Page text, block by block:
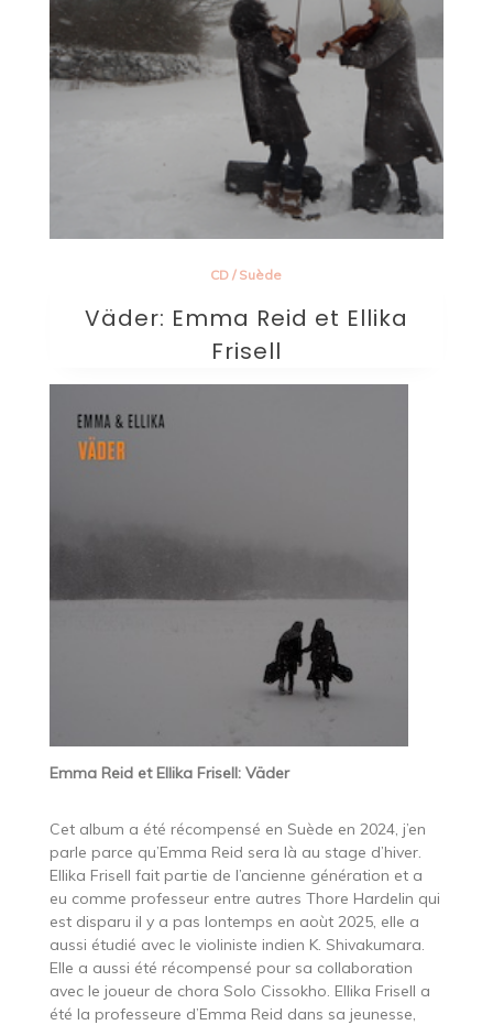
CD / Suède
Väder: Emma Reid et Ellika
Frisell
Emma Reid et Ellika Frisell: Väder
Cet album a été récompensé en Suède en 2024, j’en
parle parce qu’Emma Reid sera là au stage d’hiver.
Ellika Frisell fait partie de l’ancienne génération et a
eu comme professeur entre autres Thore Hardelin qui
est disparu il y a pas lontemps en aoùt 2025, elle a
aussi étudié avec le violiniste indien K. Shivakumara.
Elle a aussi été récompensé pour sa collaboration
avec le joueur de chora Solo Cissokho. Ellika Frisell a
été la professeure d’Emma Reid dans sa jeunesse,